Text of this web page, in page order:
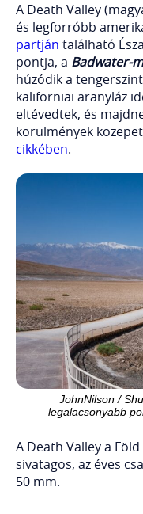
A Death Valley
és legforróbb
partján található
pontja, a Badwater-
húzódik a
kaliforniai aranyláz
eltévedtek, és
körülmények
cikkében.
JohnNilson /
legalacsonyabb
A Death Valley a
sivatagos, az éves
50 mm.